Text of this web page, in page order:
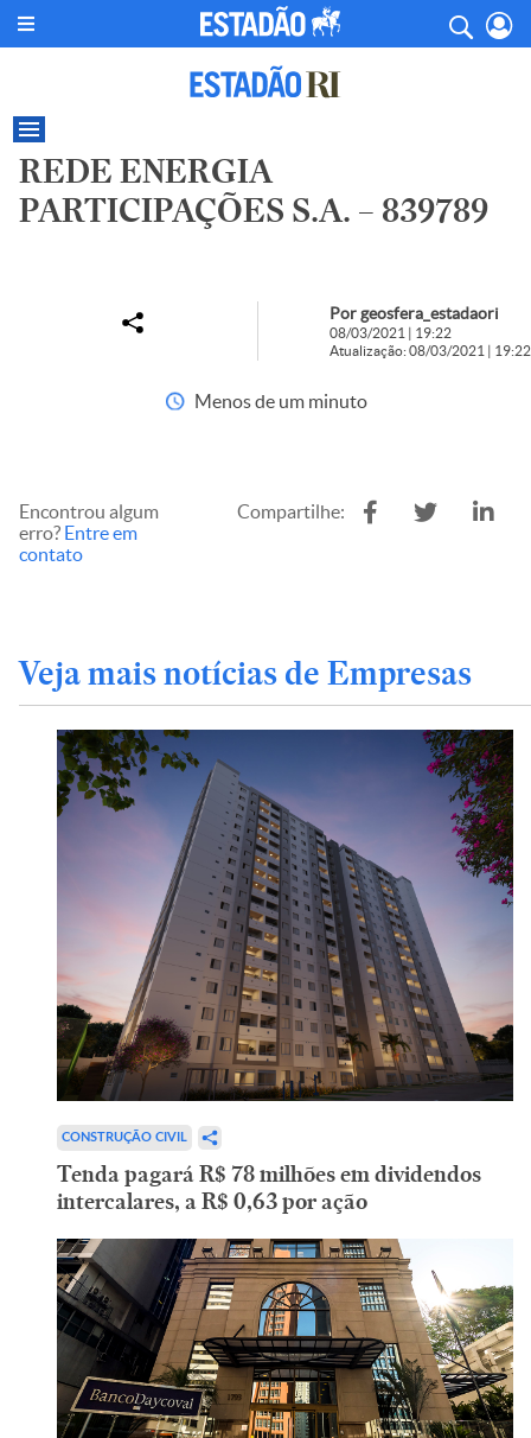
REDE ENERGIA
PARTICIPAÇÕES S.A. – 839789
Por geosfera_estadaori
08/03/2021 | 19:22
Atualização: 08/03/2021 | 19:22
Menos de um minuto
Encontrou algum
erro? Entre em
contato
Compartilhe:
Veja mais notícias de Empresas
CONSTRUÇÃO CIVIL
Tenda pagará R$ 78 milhões em dividendos
intercalares, a R$ 0,63 por ação